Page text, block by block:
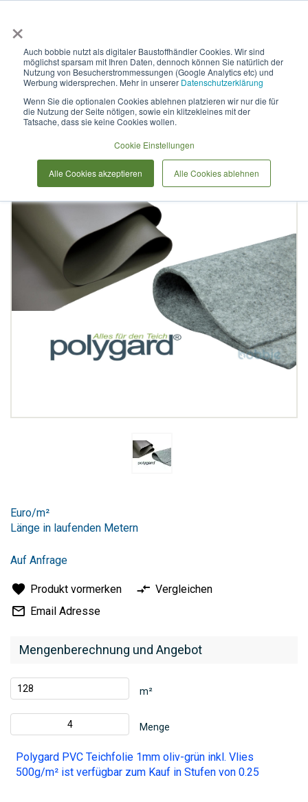
×
Auch bobbie nutzt als digitaler Baustoffhändler Cookies. Wir sind
möglichst sparsam mit Ihren Daten, dennoch können Sie natürlich der
Nutzung von Besucherstrommessungen (Google Analytics etc) und
Werbung widersprechen. Mehr in unserer Datenschutzerklärung
Wenn Sie die optionalen Cookies ablehnen platzieren wir nur die für
die Nutzung der Seite nötigen, sowie ein klitzekleines mit der
Tatsache, dass sie keine Cookies wollen.
Cookie Einstellungen
Alle Cookies akzeptieren Alle Cookies ablehnen
Polygard PVC Teichfolie 1mm
oliv-grün inkl. Vlies 500g/m²
Bildergalerie
springen
der
Bildergalerie
Mengenberechnung und Angebot
m²
Menge
Polygard PVC Teichfolie 1mm oliv-grün inkl. Vlies
500g/m² ist verfügbar zum Kauf in Stufen von 0.25
Euro/m²
Länge in laufenden Metern
Auf Anfrage
Produkt vormerken
Vergleichen
Email Adresse